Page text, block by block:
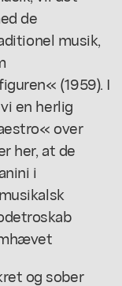
de
musik,
(1959). I
en herlig
over
her, at de
i
og sober